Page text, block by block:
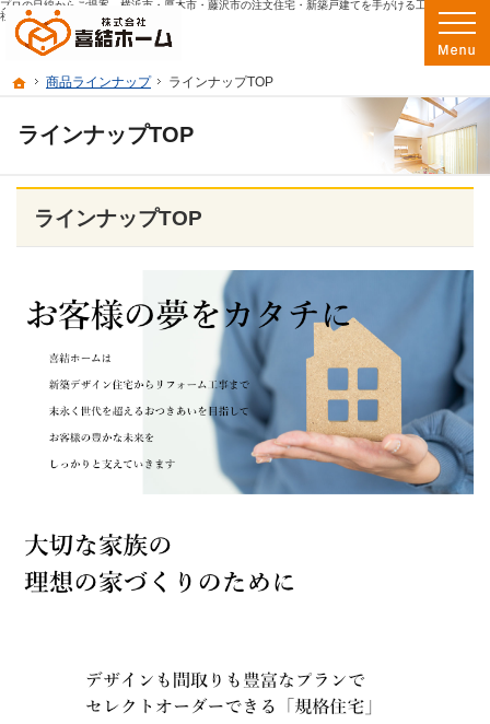
ホーム
商品ラインナップ ラインナップTOP
ラインナップTOP
プロの目線からご提案。横浜市・厚木市・藤沢市の注文住宅・新築戸建てを手がける工務店なら当
社へ。
横浜市・厚木市・藤沢市の新築・注文住宅・新築戸建てを手がける工務店なら喜結
ラインナップTOP